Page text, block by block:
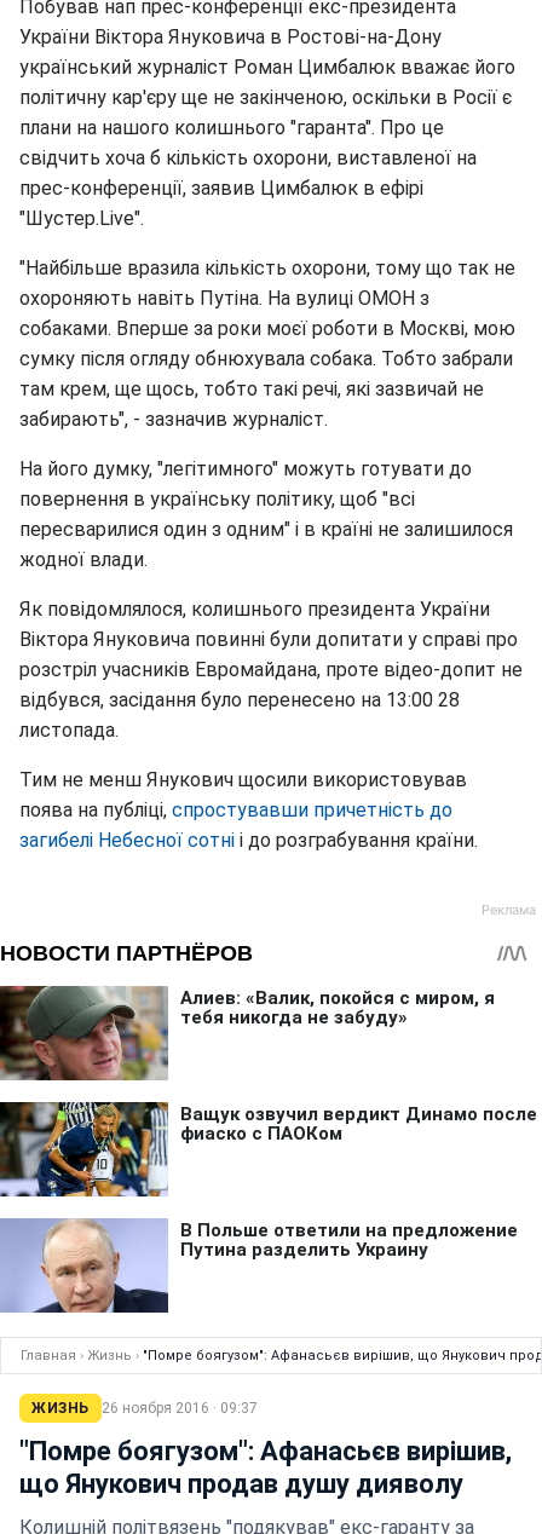
Побував нап прес-конференції екс-президента
України Віктора Януковича в Ростові-на-Дону
український журналіст Роман Цимбалюк вважає його
політичну кар'єру ще не закінченою, оскільки в Росії є
плани на нашого колишнього "гаранта". Про це
свідчить хоча б кількість охорони, виставленої на
прес-конференції, заявив Цимбалюк в ефірі
"Шустер.Live".
"Найбільше вразила кількість охорони, тому що так не
охороняють навіть Путіна. На вулиці ОМОН з
собаками. Вперше за роки моєї роботи в Москві, мою
сумку після огляду обнюхувала собака. Тобто забрали
там крем, ще щось, тобто такі речі, які зазвичай не
забирають", - зазначив журналіст.
На його думку, "легітимного" можуть готувати до
повернення в українську політику, щоб "всі
пересварилися один з одним" і в країні не залишилося
жодної влади.
Як повідомлялося, колишнього президента України
Віктора Януковича повинні були допитати у справі про
розстріл учасників Евромайдана, проте відео-допит не
відбувся, засідання було перенесено на 13:00 28
листопада.
Тим не менш Янукович щосили використовував
поява на публіці, спростувавши причетність до
загибелі Небесної сотні і до розграбування країни.
Главная › Жизнь › "Помре боягузом": Афанасьєв вирішив, що Янукович
ЖИЗНЬ 26 ноября 2016 · 09:37
"Помре боягузом": Афанасьєв вирішив,
що Янукович продав душу дияволу
Колишній політвязень "подякував" екс-гаранту за